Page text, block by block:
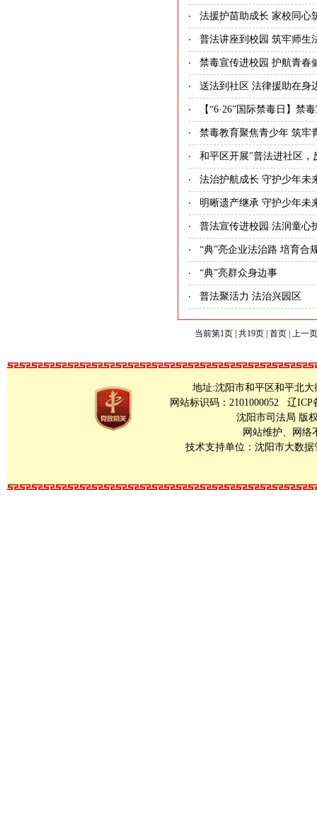
法援护苗助成长 家校同心
普法讲座到校园 筑牢师生
禁毒宣传进校园 护航青春
送法到社区 法律援助在身
【“6·26”国际禁毒日】禁
禁毒教育聚焦青少年 筑牢
和平区开展"普法进社区
法治护航成长 守护少年未
明晰遗产继承 守护少年未
普法宣传进校园 法润童心
“典”亮企业法治路 培育合
“典”亮群众身边事
普法聚活力 法治兴园区
当前第1页 | 共19页 | 首页 | 上一
地址:沈阳市和平区和平北大
网站标识码：2101000052 辽ICP
沈阳市司法局 版
网站维护、网络
技术支持单位：沈阳市大数